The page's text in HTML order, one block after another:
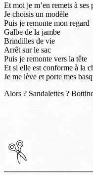
Et moi je m’en remets à ses
Je choisis un modèle
Puis je remonte mon regard
Galbe de la jambe
Brindilles de vie
Arrêt sur le sac
Puis je remonte vers la tête
Et si elle est conforme à la
Je me lève et porte mes
Alors ? Sandalettes ?